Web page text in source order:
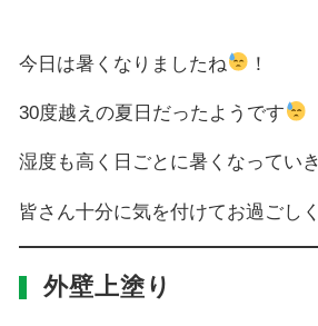
今日は暑くなりましたね ！
30度越えの夏日だったようです
湿度も高く日ごとに暑くなってい
皆さん十分に気を付けてお過ごし
外壁上塗り